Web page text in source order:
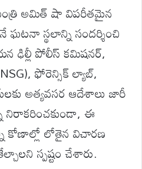
అమిత్ షా విపరీతమైన
ఘటనా స్థలాన్ని సందర్శించి
ఢిల్లీ పోలీస్ కమిషనర్,
ఫోరెన్సిక్ ల్యాబ్,
అత్యవసర ఆదేశాలు జారీ
నిరాకరించకుండా, ఈ
కోణాల్లో లోతైన విచారణ
స్పష్టం చేశారు.